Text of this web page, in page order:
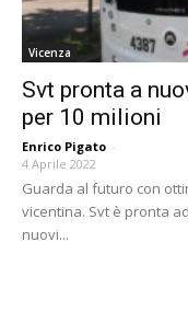
Vicenza
Svt pronta a
per 10 milioni
Enrico Pigato -
4 Aprile 2022
Guarda al futuro con
vicentina. Svt è pronta
nuovi...